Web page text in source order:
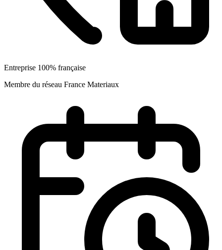
Entreprise 100% française
Membre du réseau France Materiaux